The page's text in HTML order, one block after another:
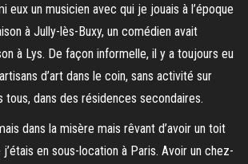
eux un musicien avec qui je jouais à l’époque
à Jully-lès-Buxy, un comédien avait
à Lys. De façon informelle, il y a toujours eu
d’art dans le coin, sans activité sur
tous, dans des résidences secondaires.
dans la misère mais rêvant d’avoir un toit
en sous-location à Paris. Avoir un chez-